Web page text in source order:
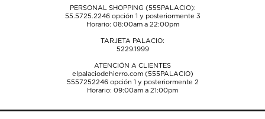
PERSONAL SHOPPING (555PALACIO):
55.5725.2246opción 1 y posteriormente 3
Horario: 08:00am a 22:00pm
TARJETA PALACIO:
5229.1999
ATENCIÓN A CLIENTES
elpalaciodehierro.com (555PALACIO)
5557252246opción 1 y posteriormente 2
Horario: 09:00am a 21:00pm